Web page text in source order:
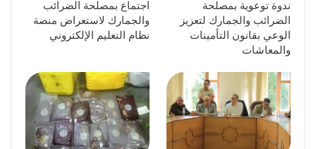
ندوة توعوية بمصلحة
الضرائب والجمارك لتعزيز
الوعي بقانون التأمينات
والمعاشات
اجتماع بمصلحة الضرائب
والجمارك لاستعراض منصة
نظام التعليم الإلكتروني